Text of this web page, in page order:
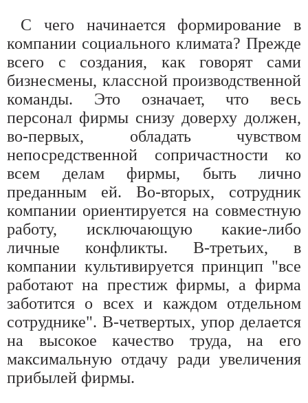
С чего начинается формирование в
компании социального климата? Прежде
всего с создания, как говорят сами
бизнесмены, классной производственной
команды. Это означает, что весь
персонал фирмы снизу доверху должен,
во-первых, обладать чувством
непосредственной сопричастности ко
всем делам фирмы, быть лично
преданным ей. Во-вторых, сотрудник
компании ориентируется на совместную
работу, исключающую какие-либо
личные конфликты. В-третьих, в
компании культивируется принцип "все
работают на престиж фирмы, а фирма
заботится о всех и каждом отдельном
сотруднике". В-четвертых, упор делается
на высокое качество труда, на его
максимальную отдачу ради увеличения
прибылей фирмы.